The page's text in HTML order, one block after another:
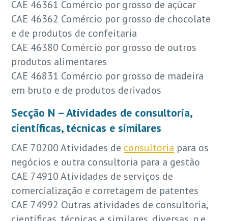
CAE 46361 Comércio por grosso de açúcar
CAE 46362 Comércio por grosso de chocolate
e de produtos de confeitaria
CAE 46380 Comércio por grosso de outros
produtos alimentares
CAE 46831 Comércio por grosso de madeira
em bruto e de produtos derivados
Secção N – Atividades de consultoria,
científicas, técnicas e similares
CAE 70200 Atividades de consultoria para os
negócios e outra consultoria para a gestão
CAE 74910 Atividades de serviços de
comercialização e corretagem de patentes
CAE 74992 Outras atividades de consultoria,